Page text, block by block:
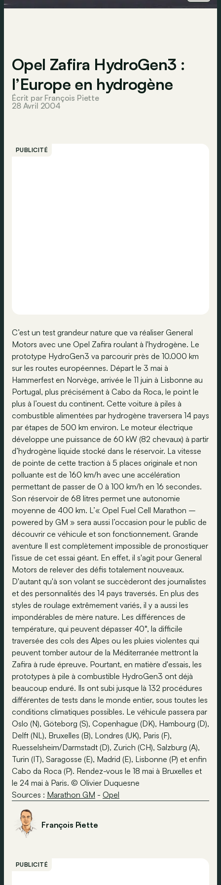
Opel Zafira HydroGen3 :
l’Europe en hydrogène
Écrit par François Piette
28 Avril 2004
PUBLICITÉ
C’est un test grandeur nature que va réaliser General
Motors avec une Opel Zafira roulant à l'hydrogène. Le
prototype HydroGen3 va parcourir près de 10.000 km
sur les routes européennes. Départ le 3 mai à
Hammerfest en Norvège, arrivée le 11 juin à Lisbonne au
Portugal, plus précisément à Cabo da Roca, le point le
plus à l’ouest du continent. Cette voiture à piles à
combustible alimentées par hydrogène traversera 14 pays
par étapes de 500 km environ. Le moteur électrique
développe une puissance de 60 kW (82 chevaux) à partir
d’hydrogène liquide stocké dans le réservoir. La vitesse
de pointe de cette traction à 5 places originale et non
polluante est de 160 km/h avec une accélération
permettant de passer de 0 à 100 km/h en 16 secondes.
Son réservoir de 68 litres permet une autonomie
moyenne de 400 km. L’« Opel Fuel Cell Marathon –
powered by GM » sera aussi l’occasion pour le public de
découvrir ce véhicule et son fonctionnement. Grande
aventure Il est complètement impossible de pronostiquer
l'issue de cet essai géant. En effet, il s'agit pour General
Motors de relever des défis totalement nouveaux.
D'autant qu'à son volant se succèderont des journalistes
et des personnalités des 14 pays traversés. En plus des
styles de roulage extrêmement variés, il y a aussi les
impondérables de mère nature. Les différences de
température, qui peuvent dépasser 40°, la difficile
traversée des cols des Alpes ou les pluies violentes qui
peuvent tomber autour de la Méditerranée mettront la
Zafira à rude épreuve. Pourtant, en matière d'essais, les
prototypes à pile à combustible HydroGen3 ont déjà
beaucoup enduré. Ils ont subi jusque là 132 procédures
différentes de tests dans le monde entier, sous toutes les
conditions climatiques possibles. Le véhicule passera par
Oslo (N), Göteborg (S), Copenhague (DK), Hambourg (D),
Delft (NL), Bruxelles (B), Londres (UK), Paris (F),
Ruesselsheim/Darmstadt (D), Zurich (CH), Salzburg (A),
Turin (IT), Saragosse (E), Madrid (E), Lisbonne (P) et enfin
Cabo da Roca (P). Rendez-vous le 18 mai à Bruxelles et
le 24 mai à Paris. © Olivier Duquesne
Sources : Marathon GM - Opel
François Piette
PUBLICITÉ